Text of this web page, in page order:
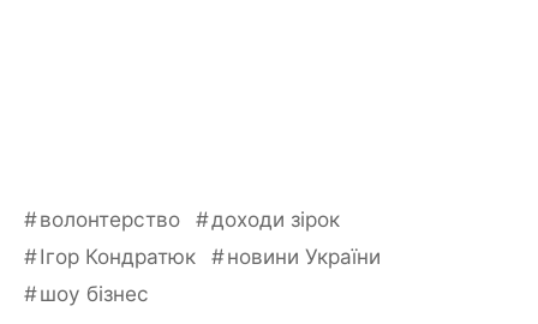
волонтерство
доходи зірок
Ігор Кондратюк
новини України
шоу бізнес